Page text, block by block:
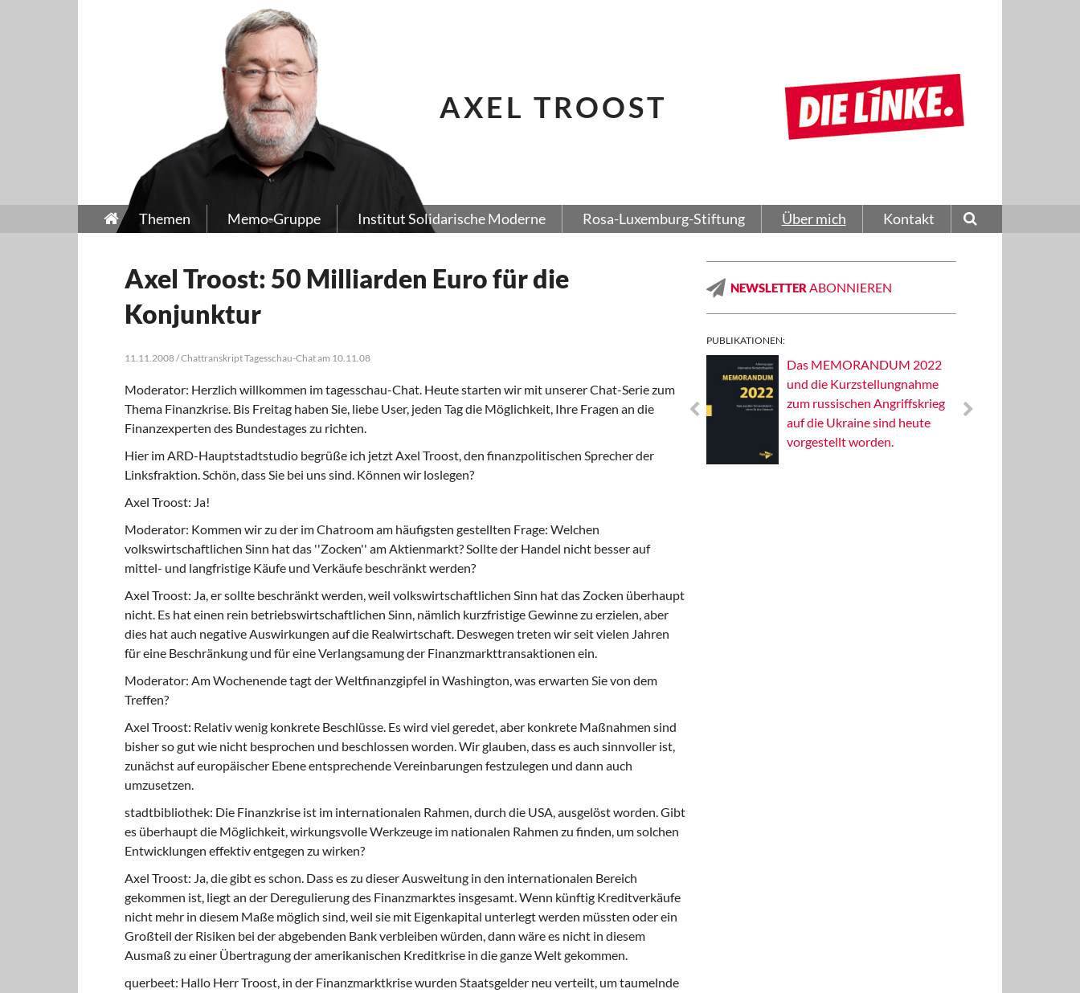
AXEL TROOST
Themen Memo-Gruppe Institut Solidarische Moderne Rosa-Luxemburg-Stiftung Über mich Kontakt
Axel Troost: 50 Milliarden Euro für die
Konjunktur
11.11.2008 / Chattranskript Tagesschau-Chat am 10.11.08
Moderator: Herzlich willkommen im tagesschau-Chat. Heute starten wir mit unserer Chat-Serie zum
Thema Finanzkrise. Bis Freitag haben Sie, liebe User, jeden Tag die Möglichkeit, Ihre Fragen an die
Finanzexperten des Bundestages zu richten.
Hier im ARD-Hauptstadtstudio begrüße ich jetzt Axel Troost, den finanzpolitischen Sprecher der
Linksfraktion. Schön, dass Sie bei uns sind. Können wir loslegen?
Axel Troost: Ja!
Moderator: Kommen wir zu der im Chatroom am häufigsten gestellten Frage: Welchen
volkswirtschaftlichen Sinn hat das ''Zocken'' am Aktienmarkt? Sollte der Handel nicht besser auf
mittel- und langfristige Käufe und Verkäufe beschränkt werden?
Axel Troost: Ja, er sollte beschränkt werden, weil volkswirtschaftlichen Sinn hat das Zocken überhaupt
nicht. Es hat einen rein betriebswirtschaftlichen Sinn, nämlich kurzfristige Gewinne zu erzielen, aber
dies hat auch negative Auswirkungen auf die Realwirtschaft. Deswegen treten wir seit vielen Jahren
für eine Beschränkung und für eine Verlangsamung der Finanzmarkttransaktionen ein.
Moderator: Am Wochenende tagt der Weltfinanzgipfel in Washington, was erwarten Sie von dem
Treffen?
Axel Troost: Relativ wenig konkrete Beschlüsse. Es wird viel geredet, aber konkrete Maßnahmen sind
bisher so gut wie nicht besprochen und beschlossen worden. Wir glauben, dass es auch sinnvoller ist,
zunächst auf europäischer Ebene entsprechende Vereinbarungen festzulegen und dann auch
umzusetzen.
stadtbibliothek: Die Finanzkrise ist im internationalen Rahmen, durch die USA, ausgelöst worden. Gibt
es überhaupt die Möglichkeit, wirkungsvolle Werkzeuge im nationalen Rahmen zu finden, um solchen
Entwicklungen effektiv entgegen zu wirken?
Axel Troost: Ja, die gibt es schon. Dass es zu dieser Ausweitung in den internationalen Bereich
gekommen ist, liegt an der Deregulierung des Finanzmarktes insgesamt. Wenn künftig Kreditverkäufe
nicht mehr in diesem Maße möglich sind, weil sie mit Eigenkapital unterlegt werden müssten oder ein
Großteil der Risiken bei der abgebenden Bank verbleiben würden, dann wäre es nicht in diesem
Ausmaß zu einer Übertragung der amerikanischen Kreditkrise in die ganze Welt gekommen.
querbeet: Hallo Herr Troost, in der Finanzmarktkrise wurden Staatsgelder neu verteilt, um taumelnde
NEWSLETTER ABONNIEREN
PUBLIKATIONEN:
Mosaiklinke Perspektiven
Das MEMORANDUM 2022
und die Kurzstellungnahme
zum russischen Angriffskrieg
auf die Ukraine sind heute
vorgestellt worden.